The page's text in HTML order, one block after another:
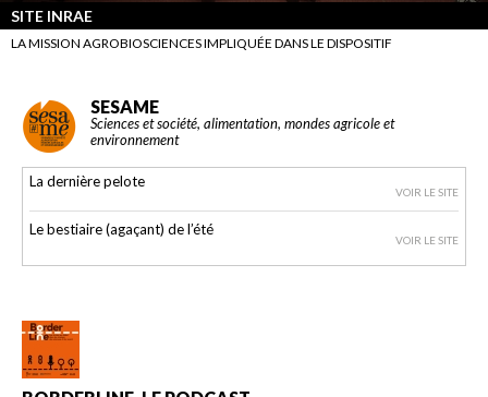
SITE INRAE
LA MISSION AGROBIOSCIENCES IMPLIQUÉE DANS LE DISPOSITIF
SESAME
Sciences et société, alimentation, mondes agricole et
environnement
La dernière pelote
VOIR LE SITE
Le bestiaire (agaçant) de l’été
VOIR LE SITE